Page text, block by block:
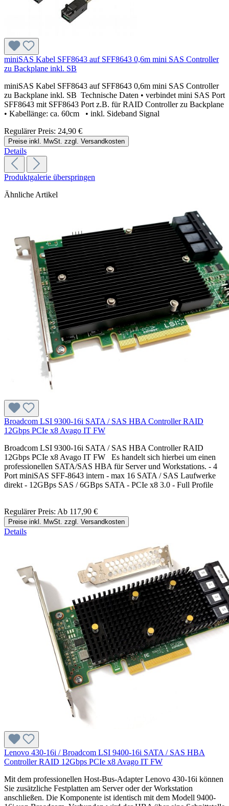
miniSAS Kabel SFF8643 auf SFF8643 0,6m mini SAS Controller
zu Backplane inkl. SB
miniSAS Kabel SFF8643 auf SFF8643 0,6m mini SAS Controller
zu Backplane inkl. SB Technische Daten • verbindet mini SAS Port
SFF8643 mit SFF8643 Port z.B. für RAID Controller zu Backplane
• Kabellänge: ca. 60cm • inkl. Sideband Signal
Regulärer Preis: 24,90 €
Preise inkl. MwSt. zzgl. Versandkosten
Details
Produktgalerie überspringen
Ähnliche Artikel
Broadcom LSI 9300-16i SATA / SAS HBA Controller RAID
12Gbps PCIe x8 Avago IT FW
Broadcom LSI 9300-16i SATA / SAS HBA Controller RAID
12Gbps PCIe x8 Avago IT FW Es handelt sich hierbei um einen
professionellen SATA/SAS HBA für Server und Workstations. - 4
Port miniSAS SFF-8643 intern - max 16 SATA / SAS Laufwerke
direkt - 12GBps SAS / 6GBps SATA - PCIe x8 3.0 - Full Profile
Regulärer Preis: Ab 117,90 €
Preise inkl. MwSt. zzgl. Versandkosten
Details
Lenovo 430-16i / Broadcom LSI 9400-16i SATA / SAS HBA
Controller RAID 12Gbps PCIe x8 Avago IT FW
Mit dem professionellen Host-Bus-Adapter Lenovo 430-16i können
Sie zusätzliche Festplatten am Server oder der Workstation
anschließen. Die Komponente ist identisch mit dem Modell 9400-